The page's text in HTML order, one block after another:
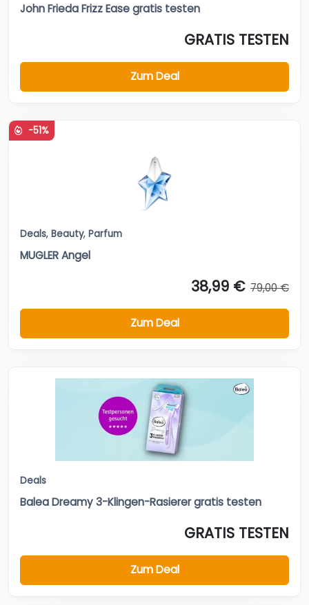
John Frieda Frizz Ease gratis testen
GRATIS TESTEN
Zum Deal
-51%
Deals, Beauty, Parfum
MUGLER Angel
38,99 € 79,00 €
Zum Deal
Deals
Balea Dreamy 3-Klingen-Rasierer gratis testen
GRATIS TESTEN
Zum Deal